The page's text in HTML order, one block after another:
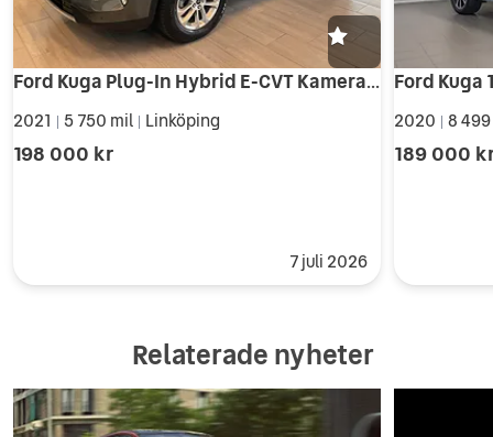
Ford Kuga Plug-In Hybrid E-CVT Kamera Nav
2021 5 750 mil Linköping
198 000 kr
7 juli 2026
2020 8
189 000
Relaterade nyheter